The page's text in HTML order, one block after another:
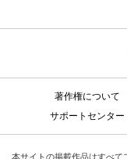
著作権について
サポートセンター
本サイトの掲載作品はすべて